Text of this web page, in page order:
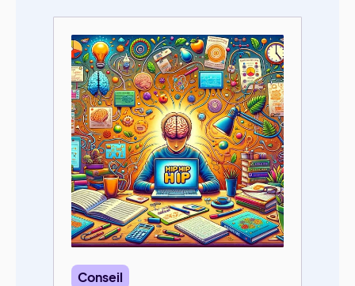
Conseil